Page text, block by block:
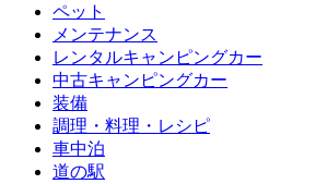
ペット
メンテナンス
レンタルキャンピングカー
中古キャンピングカー
装備
調理・料理・レシピ
車中泊
道の駅